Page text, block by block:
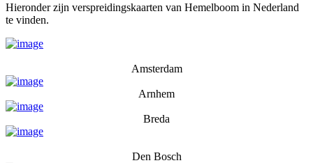
Hieronder zijn verspreidingskaarten van Hemelboom in Nederland
te vinden.
Amsterdam
Arnhem
Breda
Den Bosch